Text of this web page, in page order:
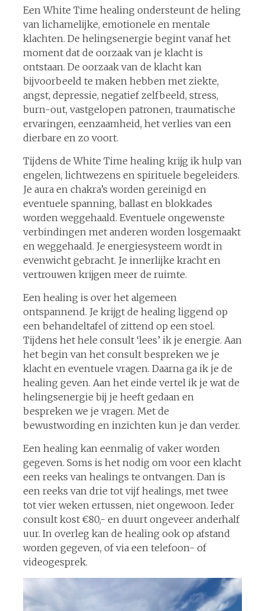
Een White Time healing ondersteunt de heling
van lichamelijke, emotionele en mentale
klachten. De helingsenergie begint vanaf het
moment dat de oorzaak van je klacht is
ontstaan. De oorzaak van de klacht kan
bijvoorbeeld te maken hebben met ziekte,
angst, depressie, negatief zelfbeeld, stress,
burn-out, vastgelopen patronen, traumatische
ervaringen, eenzaamheid, het verlies van een
dierbare en zo voort.
Tijdens de White Time healing krijg ik hulp van
engelen, lichtwezens en spirituele begeleiders.
Je aura en chakra’s worden gereinigd en
eventuele spanning, ballast en blokkades
worden weggehaald. Eventuele ongewenste
verbindingen met anderen worden losgemaakt
en weggehaald. Je energiesysteem wordt in
evenwicht gebracht. Je innerlijke kracht en
vertrouwen krijgen meer de ruimte.
Een healing is over het algemeen
ontspannend. Je krijgt de healing liggend op
een behandeltafel of zittend op een stoel.
Tijdens het hele consult ‘lees’ ik je energie. Aan
het begin van het consult bespreken we je
klacht en eventuele vragen. Daarna ga ik je de
healing geven. Aan het einde vertel ik je wat de
helingsenergie bij je heeft gedaan en
bespreken we je vragen. Met de
bewustwording en inzichten kun je dan verder.
Een healing kan eenmalig of vaker worden
gegeven. Soms is het nodig om voor een klacht
een reeks van healings te ontvangen. Dan is
een reeks van drie tot vijf healings, met twee
tot vier weken ertussen, niet ongewoon. Ieder
consult kost €80,- en duurt ongeveer anderhalf
uur. In overleg kan de healing ook op afstand
worden gegeven, of via een telefoon- of
videogesprek.